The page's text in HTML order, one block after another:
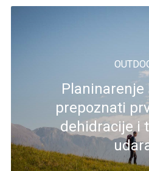
Planinarenje
prepoznati
dehidracije i